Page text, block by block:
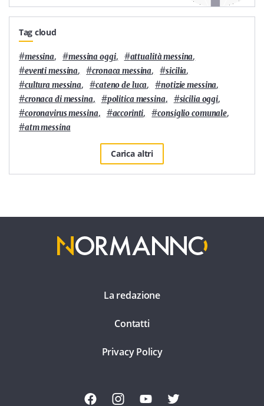
Tag cloud
#messina, #messina oggi, #attualità messina,
#eventi messina, #cronaca messina, #sicilia,
#cultura messina, #cateno de luca, #notizie messina,
#cronaca di messina, #politica messina, #sicilia oggi,
#coronavirus messina, #accorinti, #consiglio comunale,
#atm messina
Carica altri
La redazione
Contatti
Privacy Policy